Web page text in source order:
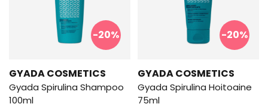
-20%
GYADA COSMETICS
Gyada Spirulina Shampoo
100ml
-20%
GYADA COSMETICS
Gyada Spirulina Hoitoaine
75ml